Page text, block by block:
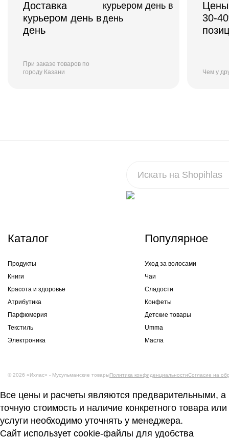
Доставка
курьером день в
день
При заказе товаров по
городу Казани
30-
Чем у
Каталог
Продукты
Книги
Красота и здоровье
Атрибутика
Парфюмерия
Текстиль
Электроника
Популярное
Уход за волосами
Чаи
Сладости
Конфеты
Детские товары
Umma
Масла
© 2026 «Ихлас» - Мусульманские товарыПолитика конфиденциальностиСогласие на
Все цены и расчеты являются предварительными, а
точную стоимость и наличие конкретного товара или
услуги необходимо уточнять у менеджера.
Сайт использует cookie-файлы для удобства